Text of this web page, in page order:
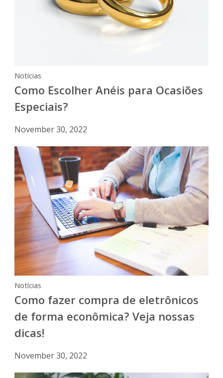
Notícias
Como Escolher Anéis para Ocasiões
Especiais?
November 30, 2022
Notícias
Como fazer compra de eletrônicos
de forma econômica? Veja nossas
dicas!
November 30, 2022